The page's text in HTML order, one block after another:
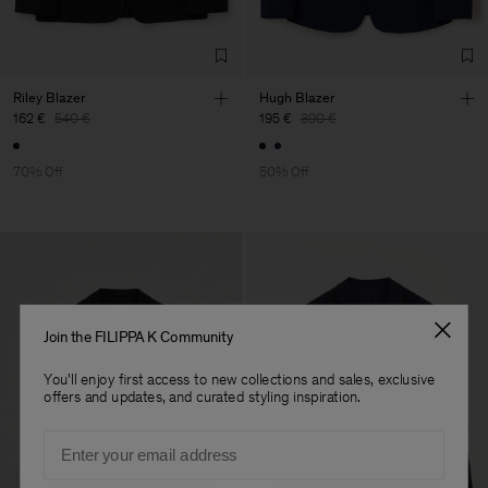
Sub Contractor
S.A.
Riley Blazer
162 € 540 €
70% Off
Hugh Blazer
195 € 390 €
50% Off
Join the FILIPPA K Community
You'll enjoy first access to new collections and sales, exclusive
offers and updates, and curated styling inspiration.